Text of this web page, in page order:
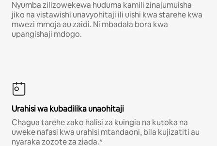
Nyumba zilizowekewa huduma kamili zinajumuisha
jiko na vistawishi unavyohitaji ili uishi kwa starehe kwa
mwezi mmoja au zaidi. Ni mbadala bora kwa
upangishaji mdogo.
Urahisi wa kubadilika unaohitaji
Chagua tarehe zako halisi za kuingia na kutoka na
uweke nafasi kwa urahisi mtandaoni, bila kujizatiti au
nyaraka zozote za ziada.*